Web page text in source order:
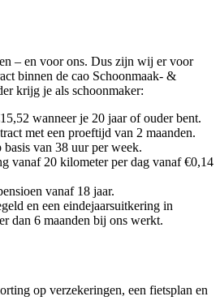
– en voor ons. Dus zijn wij er voor
binnen de cao Schoonmaak- &
krijg je als schoonmaker:
wanneer je 20 jaar of ouder bent.
met een proeftijd van 2 maanden.
basis van 38 uur per week.
vanaf 20 kilometer per dag vanaf €0,14
vanaf 18 jaar.
en een eindejaarsuitkering in
dan 6 maanden bij ons werkt.
op verzekeringen, een fietsplan en